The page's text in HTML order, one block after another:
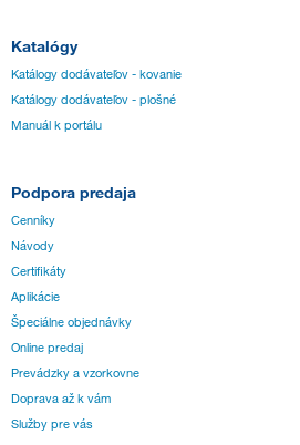
Katalógy
Katálogy dodávateľov - kovanie
Katálogy dodávateľov - plošné
Manuál k portálu
Podpora predaja
Cenníky
Návody
Certifikáty
Aplikácie
Špeciálne objednávky
Online predaj
Prevádzky a vzorkovne
Doprava až k vám
Služby pre vás